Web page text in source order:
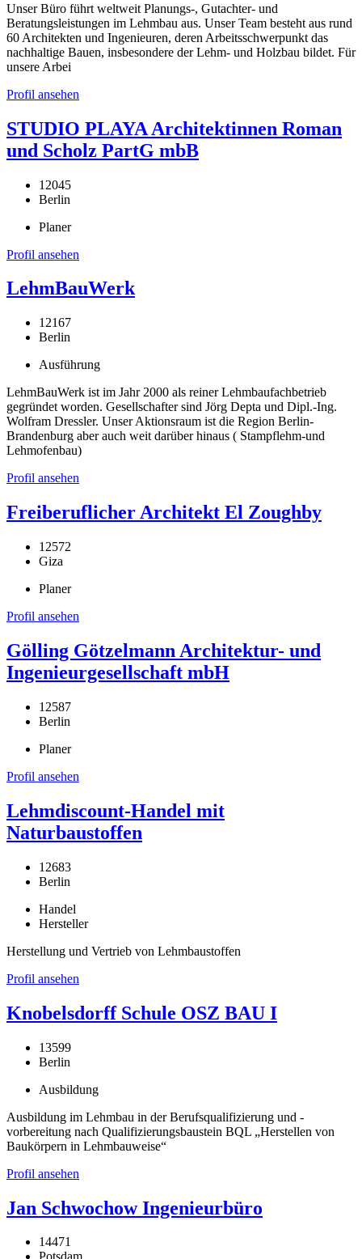
Unser Büro führt weltweit Planungs-, Gutachter- und
Beratungsleistungen im Lehmbau aus. Unser Team besteht aus rund
60 Architekten und Ingenieuren, deren Arbeitsschwerpunkt das
nachhaltige Bauen, insbesondere der Lehm- und Holzbau bildet. Für
unsere Arbei
Profil ansehen
STUDIO PLAYA Architektinnen Roman
und Scholz PartG mbB
12045
Berlin
Planer
Profil ansehen
LehmBauWerk
12167
Berlin
Ausführung
LehmBauWerk ist im Jahr 2000 als reiner Lehmbaufachbetrieb
gegründet worden. Gesellschafter sind Jörg Depta und Dipl.-Ing.
Wolfram Dressler. Unser Aktionsraum ist die Region Berlin-
Brandenburg aber auch weit darüber hinaus ( Stampflehm-und
Lehmofenbau)
Profil ansehen
Freiberuflicher Architekt El Zoughby
12572
Giza
Planer
Profil ansehen
Gölling Götzelmann Architektur- und
Ingenieurgesellschaft mbH
12587
Berlin
Planer
Profil ansehen
Lehmdiscount-Handel mit
Naturbaustoffen
12683
Berlin
Handel
Hersteller
Herstellung und Vertrieb von Lehmbaustoffen
Profil ansehen
Knobelsdorff Schule OSZ BAU I
13599
Berlin
Ausbildung
Ausbildung im Lehmbau in der Berufsqualifizierung und -
vorbereitung nach Qualifizierungsbaustein BQL „Herstellen von
Baukörpern in Lehmbauweise“
Profil ansehen
Jan Schwochow Ingenieurbüro
14471